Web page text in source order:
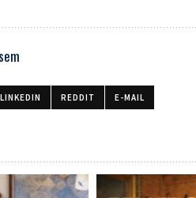
LINKEDIN REDDIT E-MAIL